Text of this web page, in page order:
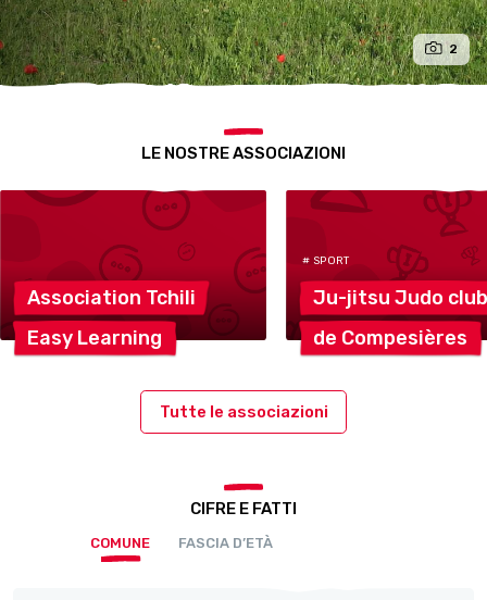
2
LE NOSTRE ASSOCIAZIONI
Association Tchili
Easy Learning
# SPORT
Ju-jitsu Judo club
de Compesières
Tutte le associazioni
CIFRE E FATTI
COMUNE FASCIA D’ETÀ